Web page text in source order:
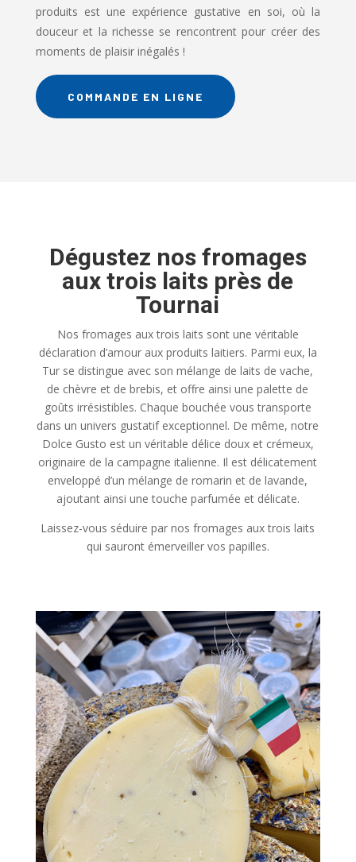
produits est une expérience gustative en soi, où la
douceur et la richesse se rencontrent pour créer des
moments de plaisir inégalés !
COMMANDE EN LIGNE
Dégustez nos fromages
aux trois laits près de
Tournai
Nos fromages aux trois laits sont une véritable
déclaration d’amour aux produits laitiers. Parmi eux, la
Tur se distingue avec son mélange de laits de vache,
de chèvre et de brebis, et offre ainsi une palette de
goûts irrésistibles. Chaque bouchée vous transporte
dans un univers gustatif exceptionnel. De même, notre
Dolce Gusto est un véritable délice doux et crémeux,
originaire de la campagne italienne. Il est délicatement
enveloppé d’un mélange de romarin et de lavande,
ajoutant ainsi une touche parfumée et délicate.
Laissez-vous séduire par nos fromages aux trois laits
qui sauront émerveiller vos papilles.